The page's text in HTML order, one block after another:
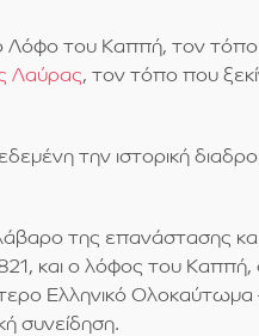
Λόφο του Καππή, τον
Λαύρας, τον τόπο που
την ιστορική
της επανάστασης
και ο λόφος του
Ελληνικό Ολοκαύτωμα –
συνείδηση.